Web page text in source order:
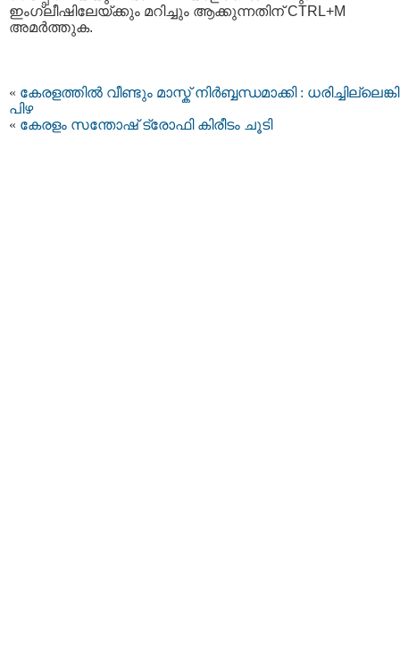
ഇംഗ്ലീഷിലേയ്ക്കും മറിച്ചും ആക്കുന്നതിന് CTRL+M
അമര്‍ത്തുക.
« കേരളത്തിൽ വീണ്ടും മാസ്ക് നിർബ്ബന്ധമാക്കി :
പിഴ
« കേരളം സന്തോഷ് ട്രോഫി കിരീടം ചൂടി